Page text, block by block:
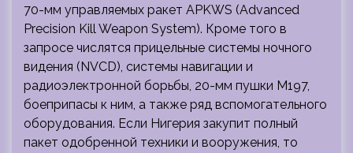
70-мм управляемых ракет APKWS (Advanced
Precision Kill Weapon System). Кроме того в
запросе числятся прицельные системы ночного
видения (NVCD), системы навигации и
радиоэлектронной борьбы, 20-мм пушки M197,
боеприпасы к ним, а также ряд вспомогательного
оборудования. Если Нигерия закупит полный
пакет одобренной техники и вооружения, то